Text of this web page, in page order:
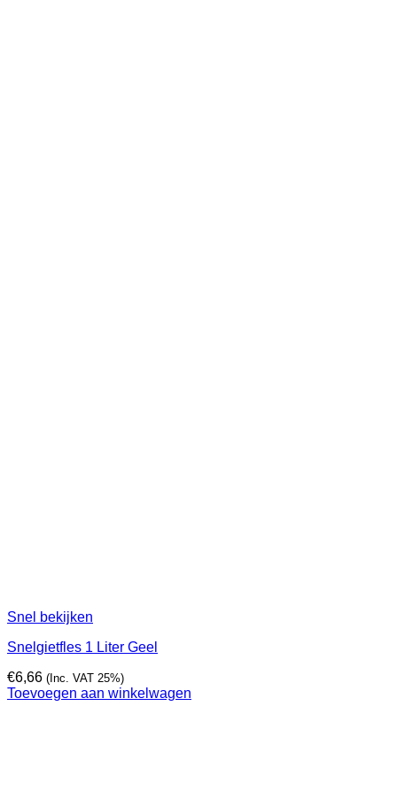
Snel bekijken
Snelgietfles 1 Liter Geel
€6,66 (Inc. VAT 25%)
Toevoegen aan winkelwagen